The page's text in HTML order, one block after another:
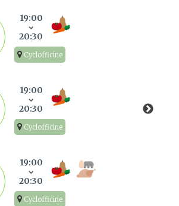
19:00
20:30
Cyclofficine
19:00
20:30
Cyclofficine
19:00
20:30
Cyclofficine